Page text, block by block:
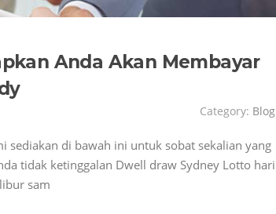
Anda Akan Membayar
Category: Blog
sediakan di bawah ini untuk sobat sekalian yang
tidak ketinggalan Dwell draw Sydney Lotto hari
sam